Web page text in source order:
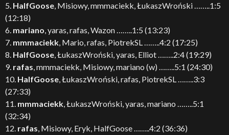
5. HalfGoose, Misiowy, mmmaciekk, ŁukaszWroński ……..1:5
(12:18)
6. mariano, yaras, rafas, Wazon ……..1:5 (13:23)
7. mmmaciekk, Mario, rafas, PiotrekSL ……..4:2 (17:25)
8. HalfGoose, ŁukaszWroński, yaras, Elliot ……..2:4 (19:29)
9. rafas, mmmaciekk, Misiowy, mariano (w) ……..5:1 (24:30)
10. HalfGoose, ŁukaszWroński, rafas, PiotrekSL ……..3:3
(27:33)
11. mmmaciekk, ŁukaszWroński, yaras, mariano ……..5:1
(32:34)
12. rafas, Misiowy, Eryk, HalfGoose ……..4:2 (36:36)